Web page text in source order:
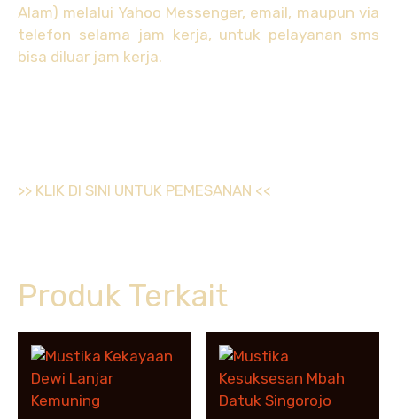
Alam) melalui Yahoo Messenger, email, maupun via
telefon selama jam kerja, untuk pelayanan sms
bisa diluar jam kerja.
>> KLIK DI SINI UNTUK PEMESANAN <<
Produk Terkait